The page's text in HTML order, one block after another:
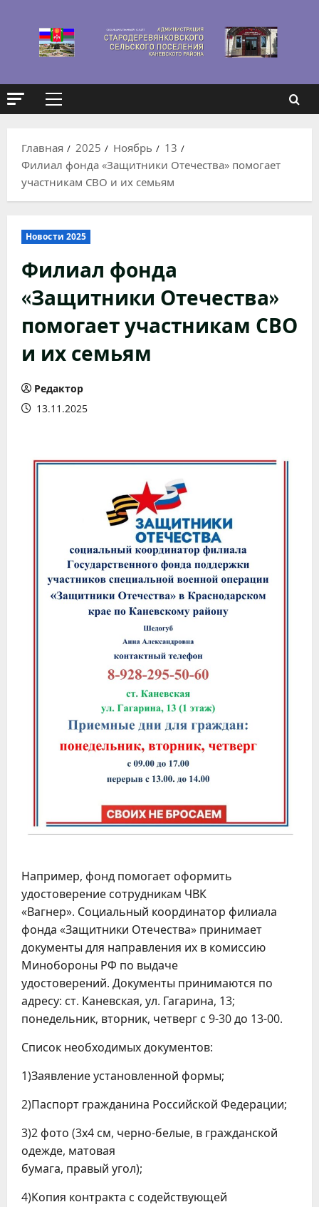
содержимому
Основное
Главная
2025 Ноябрь
13
Филиал фонда «Защитники Отечества» помогает
участникам СВО и их семьям
Новости 2025
Филиал фонда
«Защитники Отечества»
помогает участникам СВО
и их семьям
Редактор
13.11.2025
Например, фонд помогает оформить
удостоверение сотрудникам ЧВК
«Вагнер». Социальный координатор филиала
фонда «Защитники Отечества» принимает
документы для направления их в комиссию
Минобороны РФ по выдаче
удостоверений. Документы принимаются по
адресу: ст. Каневская, ул. Гагарина, 13;
понедельник, вторник, четверг с 9-30 до 13-00.
Список необходимых документов:
1)Заявление установленной формы;
2)Паспорт гражданина Российской Федерации;
3)2 фото (3х4 см, черно-белые, в гражданской
одежде, матовая
бумага, правый угол);
4)Копия контракта с содействующей